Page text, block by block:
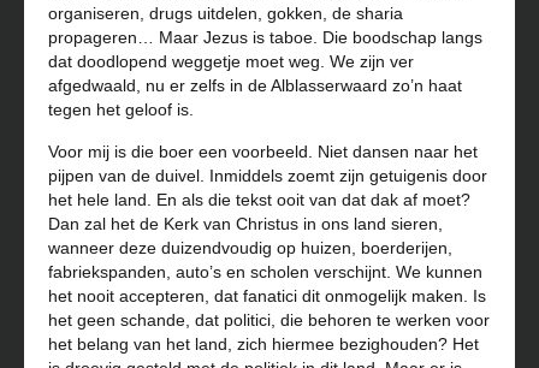
organiseren, drugs uitdelen, gokken, de sharia
propageren… Maar Jezus is taboe. Die boodschap langs
dat doodlopend weggetje moet weg. We zijn ver
afgedwaald, nu er zelfs in de Alblasserwaard zo’n haat
tegen het geloof is.
Voor mij is die boer een voorbeeld. Niet dansen naar het
pijpen van de duivel. Inmiddels zoemt zijn getuigenis door
het hele land. En als die tekst ooit van dat dak af moet?
Dan zal het de Kerk van Christus in ons land sieren,
wanneer deze duizendvoudig op huizen, boerderijen,
fabriekspanden, auto’s en scholen verschijnt. We kunnen
het nooit accepteren, dat fanatici dit onmogelijk maken. Is
het geen schande, dat politici, die behoren te werken voor
het belang van het land, zich hiermee bezighouden? Het